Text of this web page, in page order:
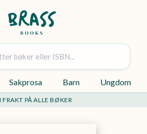
Sakprosa Barn Ungdom
FRAKT PÅ ALLE BØKER